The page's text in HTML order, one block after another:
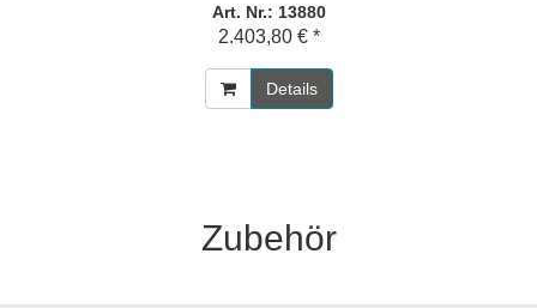
Art. Nr.: 13880
2.403,80 € *
Details
Zubehör